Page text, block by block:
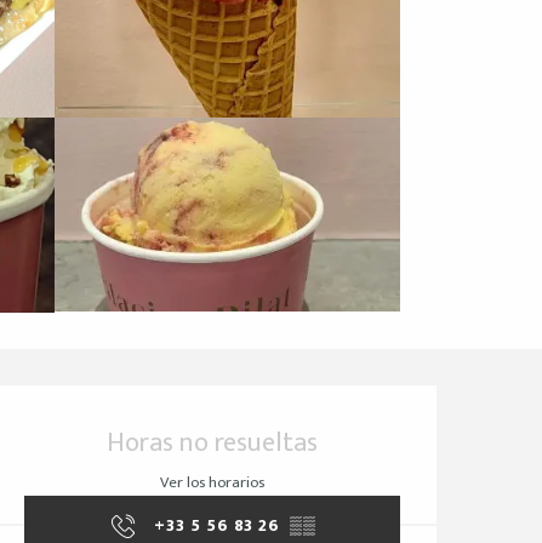
Horarios y datos de
Horas no resueltas
Ver los horarios
+33 5 56 83 26 ▒▒